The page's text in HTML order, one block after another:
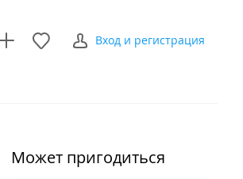
Вход и регистрация
Может пригодиться